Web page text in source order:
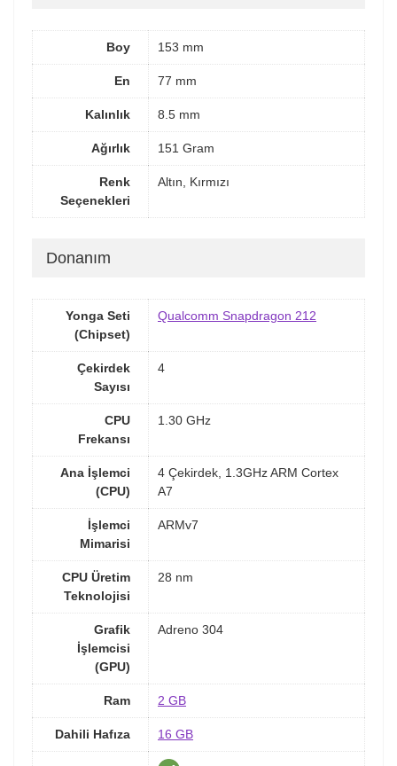
Boy 153 mm
En 77 mm
Kalınlık 8.5 mm
Ağırlık 151 Gram
Renk
Seçenekleri
Altın, Kırmızı
Donanım
Yonga Seti
(Chipset)
Qualcomm Snapdragon 212
Çekirdek
Sayısı
4
CPU
Frekansı
1.30 GHz
Ana İşlemci
(CPU)
4 Çekirdek, 1.3GHz ARM Cortex
A7
İşlemci
Mimarisi
ARMv7
CPU Üretim
Teknolojisi
28 nm
Grafik
İşlemcisi
(GPU)
Adreno 304
Ram 2 GB
Dahili Hafıza 16 GB